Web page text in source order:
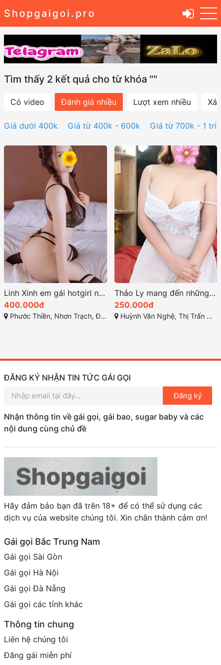
Shopgaigoi.pro
Tìm thấy 2 kết quả cho từ khóa ""
Có video Đánh giá nhiều Lượt xem nhiều
Giá dưới 400k Giá từ 400k - 600k Giá từ 700k - 1
Linh Xinh em gái hotgirl nóng bỏng đầy quyến rũ
400.000đ
Phước Thiền, Nhơn Trạch, Đồng Nai
Thảo Ly mang đến những kỹ năng làm tình điêu luyện
250.000đ
Huỳnh Văn Nghệ, Thị Trấn Hiệp Phước, Nhơn Trạch, Đồng Nai
ĐĂNG KÝ NHẬN TIN TỨC GÁI GỌI
Đăng ký
Nhận thông tin về gái gọi, gái bao, sugar baby và các
nội dung cùng chủ đề
Hãy đảm bảo bạn đã trên 18+ để có thể sử dụng các
dịch vụ của website chúng tôi. Xin chân thành cảm ơn!
Gái gọi Bắc Trung Nam
Gái gọi Sài Gòn
Gái gọi Hà Nội
Gái gọi Đà Nẵng
Gái gọi các tỉnh khác
Thông tin chung
Liên hệ chúng tôi
Đăng gái miễn phí